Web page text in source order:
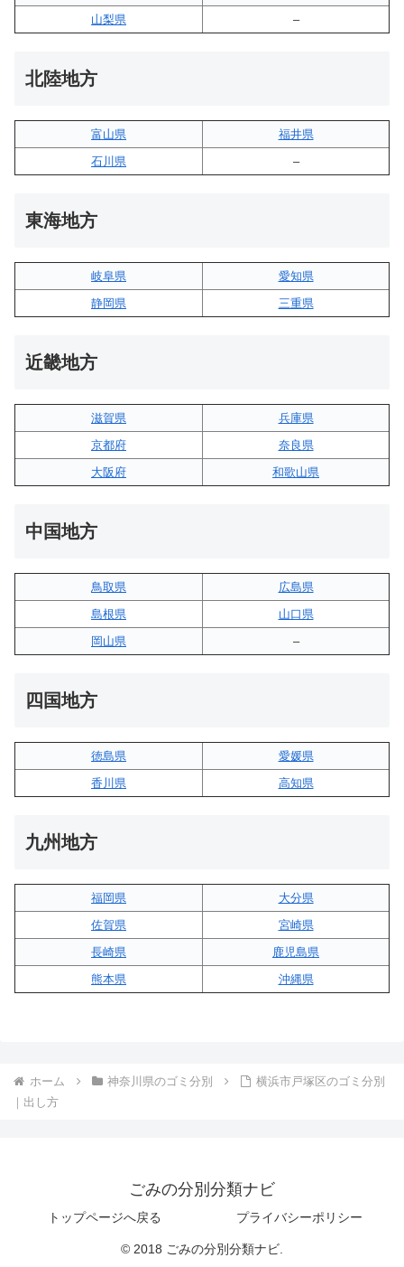
山梨県
–
北陸地方
富山県
福井県
石川県
–
東海地方
岐阜県
愛知県
静岡県
三重県
近畿地方
滋賀県
兵庫県
京都府
奈良県
大阪府
和歌山県
中国地方
鳥取県
広島県
島根県
山口県
岡山県
–
四国地方
徳島県
愛媛県
香川県
高知県
九州地方
福岡県
大分県
佐賀県
宮崎県
長崎県
鹿児島県
熊本県
沖縄県
ホーム 神奈川県のゴミ分別
横浜市戸塚区のゴミ分別
｜出し方
ごみの分別分類ナビ
トップページへ戻る プライバシーポリシー
© 2018 ごみの分別分類ナビ.